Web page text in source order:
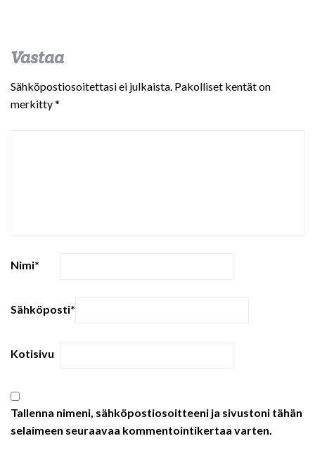
Vastaa
Sähköpostiosoitettasi ei julkaista. Pakolliset kentät on
merkitty*
Nimi*
Sähköposti*
Kotisivu
Tallenna nimeni, sähköpostiosoitteeni ja sivustoni tähän
selaimeen seuraavaa kommentointikertaa varten.